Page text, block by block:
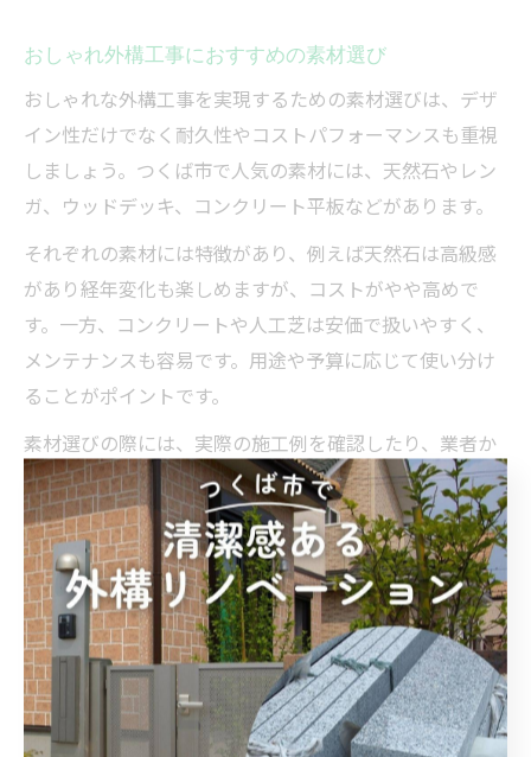
おしゃれ外構工事におすすめの素材選び
おしゃれな外構工事を実現するための素材選びは、デザ
イン性だけでなく耐久性やコストパフォーマンスも重視
しましょう。つくば市で人気の素材には、天然石やレン
ガ、ウッドデッキ、コンクリート平板などがあります。
それぞれの素材には特徴があり、例えば天然石は高級感
があり経年変化も楽しめますが、コストがやや高めで
す。一方、コンクリートや人工芝は安価で扱いやすく、
メンテナンスも容易です。用途や予算に応じて使い分け
ることがポイントです。
素材選びの際には、実際の施工例を確認したり、業者か
らサンプルを取り寄せて比較検討するのがおすすめで
す。特にお子さまや高齢者のいるご家庭では、滑りにく
い素材や安全性も考慮して選びましょう。
口コミで人気の外構工事アイデアまとめ
口コミで高評価を得ている外構工事アイデアには、動線
に配慮したアプローチ設計や、植栽を活かしたナチュラ
ルガーデン、夜間も美しいライティング計画などがあり